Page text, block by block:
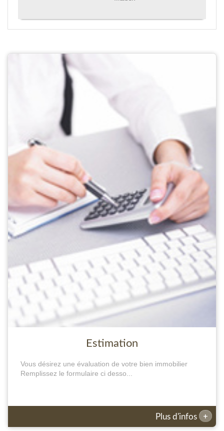
Estimation
Vous désirez une évaluation de votre bien immobilier
Remplissez le formulaire ci desso...
Plus d'infos +